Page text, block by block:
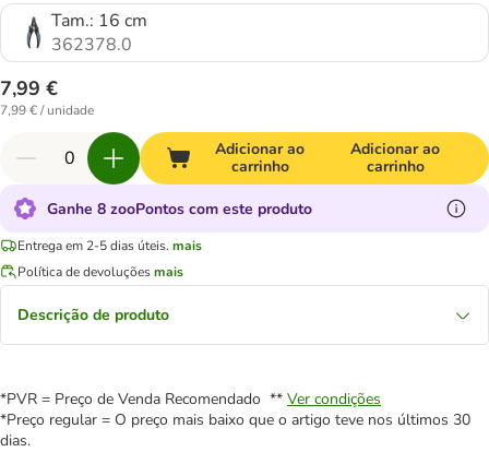
Tam.: 16 cm
362378.0
7,99 €
7,99 € / unidade
Adicionar ao
carrinho
Adicionar ao
carrinho
Ganhe 8 zooPontos com este produto
Entrega em 2-5 dias úteis. mais
Política de devoluçõesmais
Descrição de produto
*PVR = Preço de Venda Recomendado ** Ver condições
*Preço regular = O preço mais baixo que o artigo teve nos últimos 30
dias.